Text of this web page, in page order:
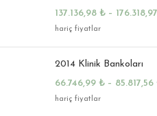
137.136,98 ₺ – 176.318,97
hariç fiyatlar
2014 Klinik Bankoları
66.746,99 ₺ – 85.817,56
hariç fiyatlar